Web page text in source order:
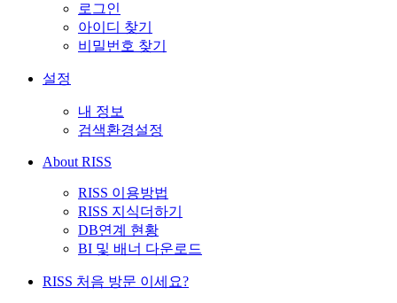
로그인
아이디 찾기
비밀번호 찾기
설정
내 정보
검색환경설정
About RISS
RISS 이용방법
RISS 지식더하기
DB연계 현황
BI 및 배너 다운로드
RISS 처음 방문 이세요?